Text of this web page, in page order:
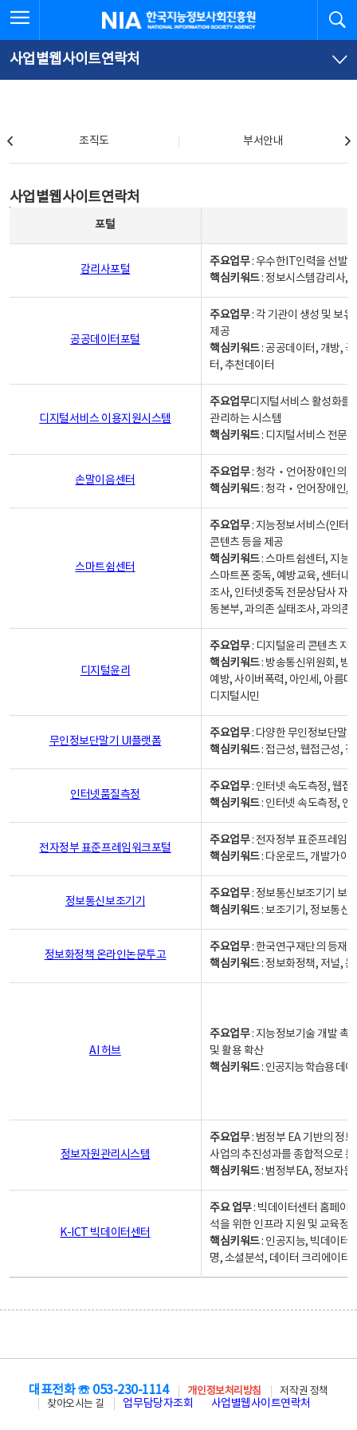
문
로
가
체
뉴
바
가
한국지능정보사회진흥원
사업별웹사이트연락처
조직도 부서안내
사업별웹사이트연락처
포털
감리사포털
주요업무: 우수한IT인력을 선발
핵심키워드: 정보시스템감리사,
공공데이터포털
주요업무: 각 기관이 생성 및 보
제공
핵심키워드: 공공데이터, 개방,
터, 추천데이터
디지털서비스 이용지원시스템
주요업무디지털서비스 활성화를
관리하는 시스템
핵심키워드: 디지털서비스 전문
손말이음센터
주요업무: 청각‧언어장애인의
핵심키워드: 청각‧언어장애인,
스마트쉼센터
주요업무: 지능정보서비스(인터
콘텐츠 등을 제공
핵심키워드: 스마트쉼센터, 지능
스마트폰 중독, 예방교육, 센터내
조사, 인터넷중독 전문상담사 자
동본부, 과의존 실태조사, 과의존
디지털윤리
주요업무: 디지털윤리 콘텐츠 지
핵심키워드: 방송통신위원회, 방
예방, 사이버폭력, 아인세, 아름
디지털시민
무인정보단말기 UI플랫폼
주요업무: 다양한 무인정보단말
핵심키워드: 접근성, 웹접근성,
인터넷품질측정
주요업무: 인터넷 속도측정, 웹접
핵심키워드: 인터넷 속도측정, 인
전자정부 표준프레임워크포털
주요업무: 전자정부 표준프레임
핵심키워드: 다운로드, 개발가이
정보통신보조기기
주요업무: 정보통신보조기기 보
핵심키워드: 보조기기, 정보통신
정보화정책 온라인논문투고
주요업무: 한국연구재단의 등재
핵심키워드: 정보화정책, 저널,
AI 허브
주요업무: 지능정보기술 개발 촉
및 활용 확산
핵심키워드: 인공지능 학습용 데
정보자원관리시스템
주요업무: 범정부 EA 기반의 정
사업의 추진성과를 종합적으로
핵심키워드: 범정부EA, 정보자
K-ICT 빅데이터센터
주요 업무: 빅데이터센터 홈페이
석을 위한 인프라 지원 및 교육정
핵심키워드: 인공지능, 빅데이터,
명, 소셜분석, 데이터 크리에이터
대표전화 ☏ 053-230-1114 개인정보처리방침
저작권 정책
찾아오시는 길
업무담당자조회 사업별웹사이트연락처